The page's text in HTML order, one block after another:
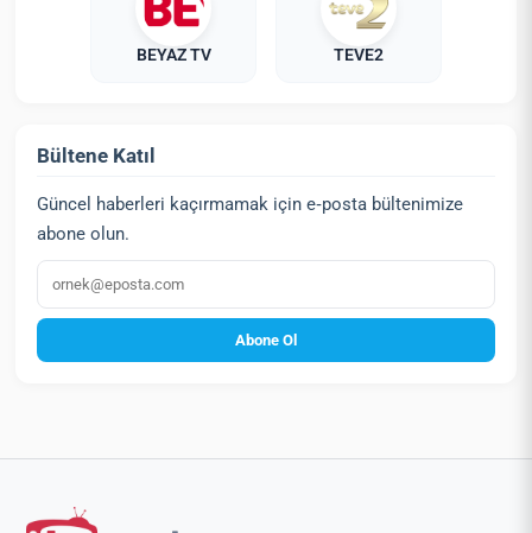
BEYAZ TV TEVE2
Bültene Katıl
Güncel haberleri kaçırmamak için e‑posta bültenimize
abone olun.
E‑posta
Abone Ol